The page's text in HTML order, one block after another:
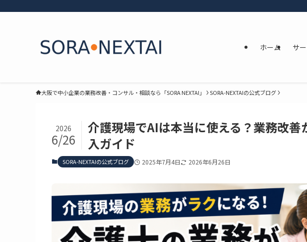
ホーム サ
大阪で中小企業の業務改善・コンサル・相談なら「SORA NEXTAI」 SORA-NEXTAIの公式ブログ
介護現場でAIは本当に使える？業務改
入ガイド
2026
6/26
SORA-NEXTAIの公式ブログ 2025年7月4日 2026年6月26日